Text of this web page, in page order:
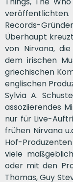
Records-
Überhaupt
von Nirvana,
dem irischen
griechischen
englischen
Sylvia A.
assoziierendes
nur für Live-
frühen Nirvana
Hof-
viele
oder mit den
Thomas, Guy